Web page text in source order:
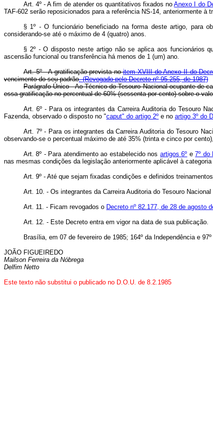
Art. 4º - A fim de atender os quantitativos fixados noAnexo I do
TAF-602 serão reposicionados para a referência NS-14, anteriormente à
§ 1º - O funcionário beneficiado na forma deste artigo, para
considerando-se até o máximo de 4 (quatro) anos.
§ 2º - O disposto neste artigo não se aplica aos funcionários
ascensão funcional ou transferência há menos de 1 (um) ano.
Art. 5º - A gratificação prevista noitem XVIII do Anexo II do
vencimento do seu padrão.(Revogado pelo Decreto nº 95.255, de 1987)
Parágrafo Único - Ao Técnico do Tesouro Nacional ocupante de
essa gratificação no percentual de 60% (sessenta por cento) sobre o
Art. 6º - Para os integrantes da Carreira Auditoria do Tesouro
Fazenda, observado o disposto no "caput" do artigo 2º e no artigo 3º do
Art. 7º - Para os integrantes da Carreira Auditoria do Tesouro
observando-se o percentual máximo de até 35% (trinta e cinco por
Art. 8º - Para atendimento ao estabelecido nos artigos 6º e7º do
nas mesmas condições da legislação anteriormente aplicável à
Art. 9º - Até que sejam fixadas condições e definidos
Art. 10. - Os integrantes da Carreira Auditoria do Tesouro
Art. 11. - Ficam revogados o Decreto nº 82.177, de 28 de agosto
Art. 12. - Este Decreto entra em vigor na data de sua publicação.
Brasília, em 07 de fevereiro de 1985; 164º da Independência e
JOÃO FIGUEIREDO
Mailson Ferreira da Nóbrega
Delfim Netto
Este texto não substitui o publicado no D.O.U. de 8.2.1985